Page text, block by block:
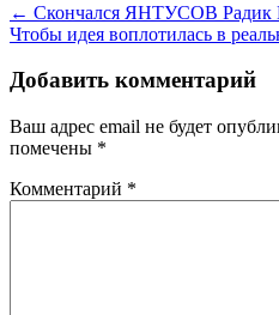
← Скончался ЯНТУСОВ Радик
Чтобы идея воплотилась в
Добавить комментарий
Ваш адрес email не будет
помечены *
Комментарий *